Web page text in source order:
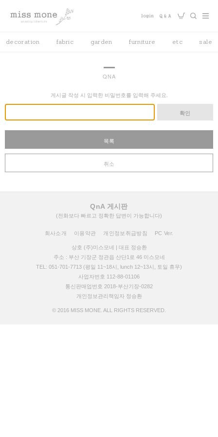
decoration fabric garden furniture etc sale
QNA
게시글 작성 시 입력한 비밀번호를 입력해 주세요.
확인
목록
취소
QnA 게시판
(전화보다 빠르고 정확한 답변이 가능합니다)
회사소개 이용약관 개인정보취급방침 PC Ver.
상호 (주)미스모네 | 대표 정승환
주소 : 부산 기장군 정관읍 산단1로 46 미스모네
TEL: 051-701-7713 (평일 11~18시, lunch 12~13시, 토일 휴무)
사업자번호 112-88-01106
통신판매업번호 2018-부산기장-0282
개인정보관리책임자 정승환
© 2016 MISS MONE. ALL RIGHTS RESERVED.